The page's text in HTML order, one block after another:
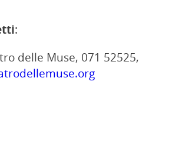
:
delle Muse, 071 52525,